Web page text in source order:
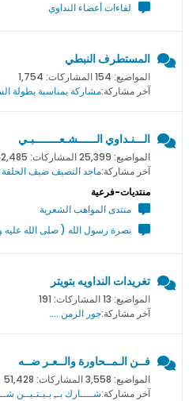
لقاءات أعضاء النداوي
المستطرف النبطي
المواضيع: 154 المشاركات: 1,754
آخر مشاركة:مشاركة بمناسبة بطولة
الـــنـداوي الــــــشـعــــــــبـي
المواضيع: 25,399 المشاركات: 662,485
آخر مشاركة:ماجد النصيف ضيف الحلقة
منتديات-فرعية
منتدى المواهب الشعرية
نصرة رسول الله ( صلى الله
تغريدات النداويه بتويتر
المواضيع: 13 المشاركات: 191
آخر مشاركة:جور الزمن ....
فــن الـمــحاورة والــعـر ضــه
المواضيع: 3,558 المشاركات: 51,428
آخر مشاركة:شــــارك بــِ بـيـتـيــن